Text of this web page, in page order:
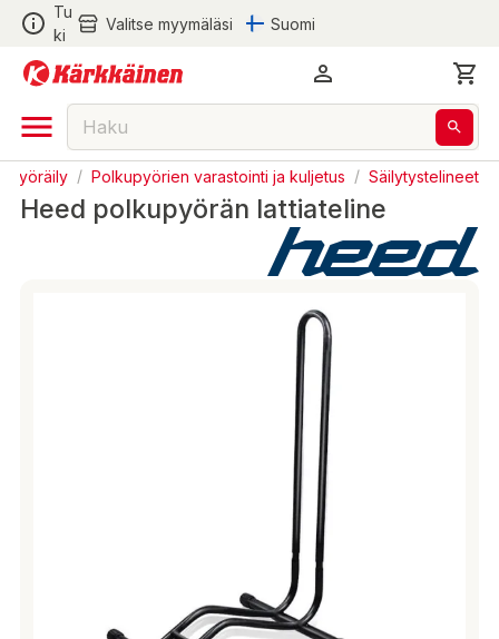
Tu
ki
Valitse myymäläsi Suomi
Pyöräily / Polkupyörien varastointi ja kuljetus / Säilytystelineet
Heed polkupyörän lattiateline